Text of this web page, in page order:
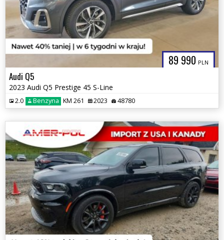
89 990 PLN
Audi Q5
2023 Audi Q5 Prestige 45 S-Line
2.0 Benzyna KM 261 2023 48780